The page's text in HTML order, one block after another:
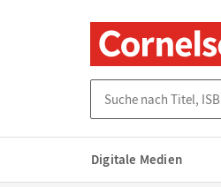
Digitale Medien